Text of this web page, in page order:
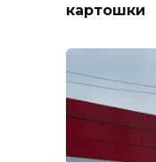
картошки